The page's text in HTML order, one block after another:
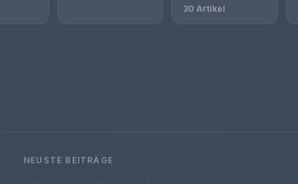
30 Artikel
NEUSTE BEITRÄGE